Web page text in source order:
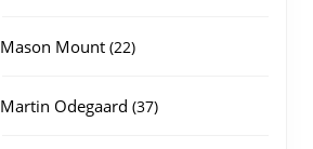
Mason Mount 2222
Martin Odegaard 3737